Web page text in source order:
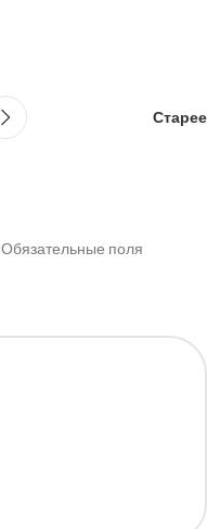
Старее
Обязательные поля